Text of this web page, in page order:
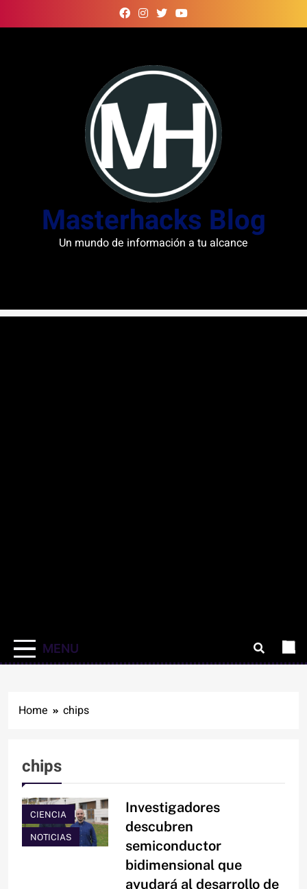
to
Masterhacks Blog
Un mundo de información a tu alcance
MENU
Home chips
chips
CIENCIA
NOTICIAS
Investigadores
descubren
semiconductor
bidimensional que
ayudará al desarrollo de